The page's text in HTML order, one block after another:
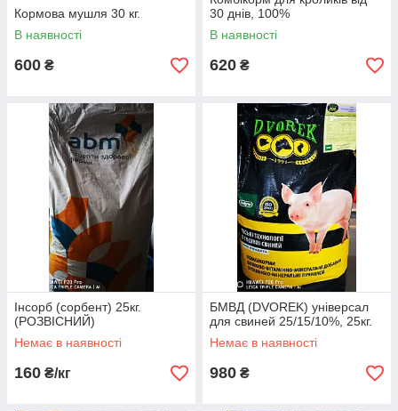
Кормова мушля 30 кг.
В наявності
600 ₴
30 днів, 100%
В наявності
620 ₴
Інсорб (сорбент) 25кг.
(РОЗВІСНИЙ)
Немає в наявності
160 ₴/кг
БМВД (DVOREK) універсал
для свиней 25/15/10%, 25кг.
Немає в наявності
980 ₴